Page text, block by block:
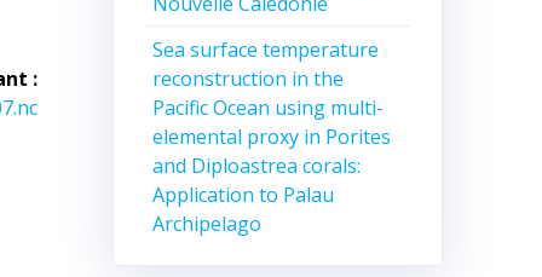
:
Sea surface temperature
reconstruction in the
Pacific Ocean using multi-
elemental proxy in Porites
and Diploastrea corals:
Application to Palau
Archipelago